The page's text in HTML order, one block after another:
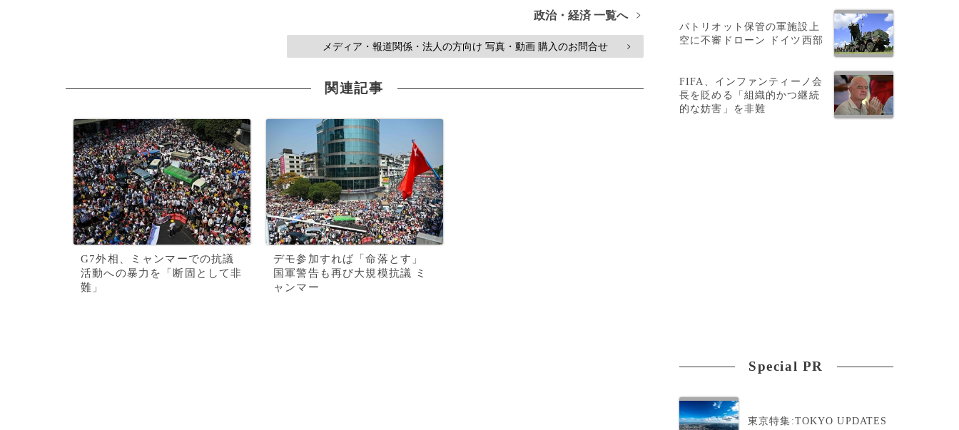
政治・経済 一覧へ >
メディア・報道関係・法人の方向け 写真・動画 購入のお問合せ >
関連記事
G7外相、ミャンマーでの抗議
活動への暴力を「断固として非
難」
デモ参加すれば「命落とす」
国軍警告も再び大規模抗議 ミ
ャンマー
パトリオット保管の軍施設上
空に不審ドローン ドイツ西部
FIFA、インファンティーノ会
長を貶める「組織的かつ継続
的な妨害」を非難
Special PR
東京特集:TOKYO UPDATES